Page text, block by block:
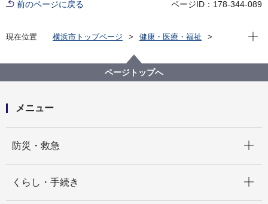
前のページに戻る ページID：178-344-089
現在位置 横浜市トップページ
健康・医療・福祉
介護保険サービスを利用した時の医療費控除について
現在
ページトップへ
メニュー
防災・救急
くらし・手続き